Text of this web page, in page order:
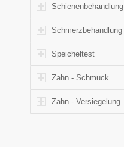
Schienenbehandlung
Schmerzbehandlung
Speicheltest
Zahn - Schmuck
Zahn - Versiegelung